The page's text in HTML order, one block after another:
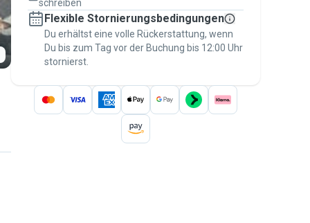
Erledige alles über Pawshake – von der
ersten Nachricht bis zur Bezahlung –, um
über die Pawshake-Garantieabgesichert zu
sein
schreiben
Flexible Stornierungsbedingungen
Du erhältst eine volle Rückerstattung, wenn
Du bis zum Tag vor der Buchung bis 12:00 Uhr
stornierst.